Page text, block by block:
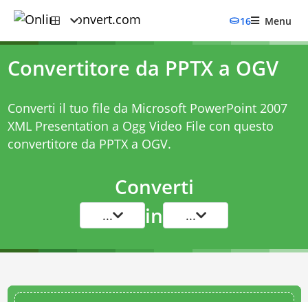
16 Menu
Convertitore da PPTX a OGV
Converti il tuo file da Microsoft PowerPoint 2007
XML Presentation a Ogg Video File con questo
convertitore da PPTX a OGV.
Converti
... in ...